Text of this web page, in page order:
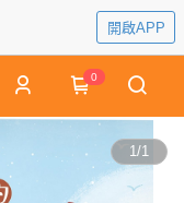
開啟APP
0
1/1